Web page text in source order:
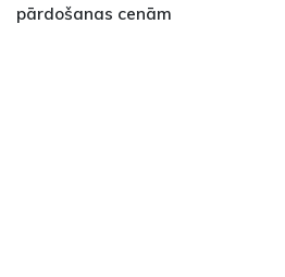
pārdošanas cenām